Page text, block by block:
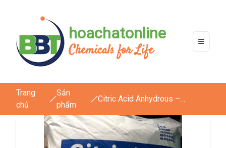
hoachatonline
Chemicals for Life
Trang
chủ
Sản
phẩm
Citric Acid Anhydrous –